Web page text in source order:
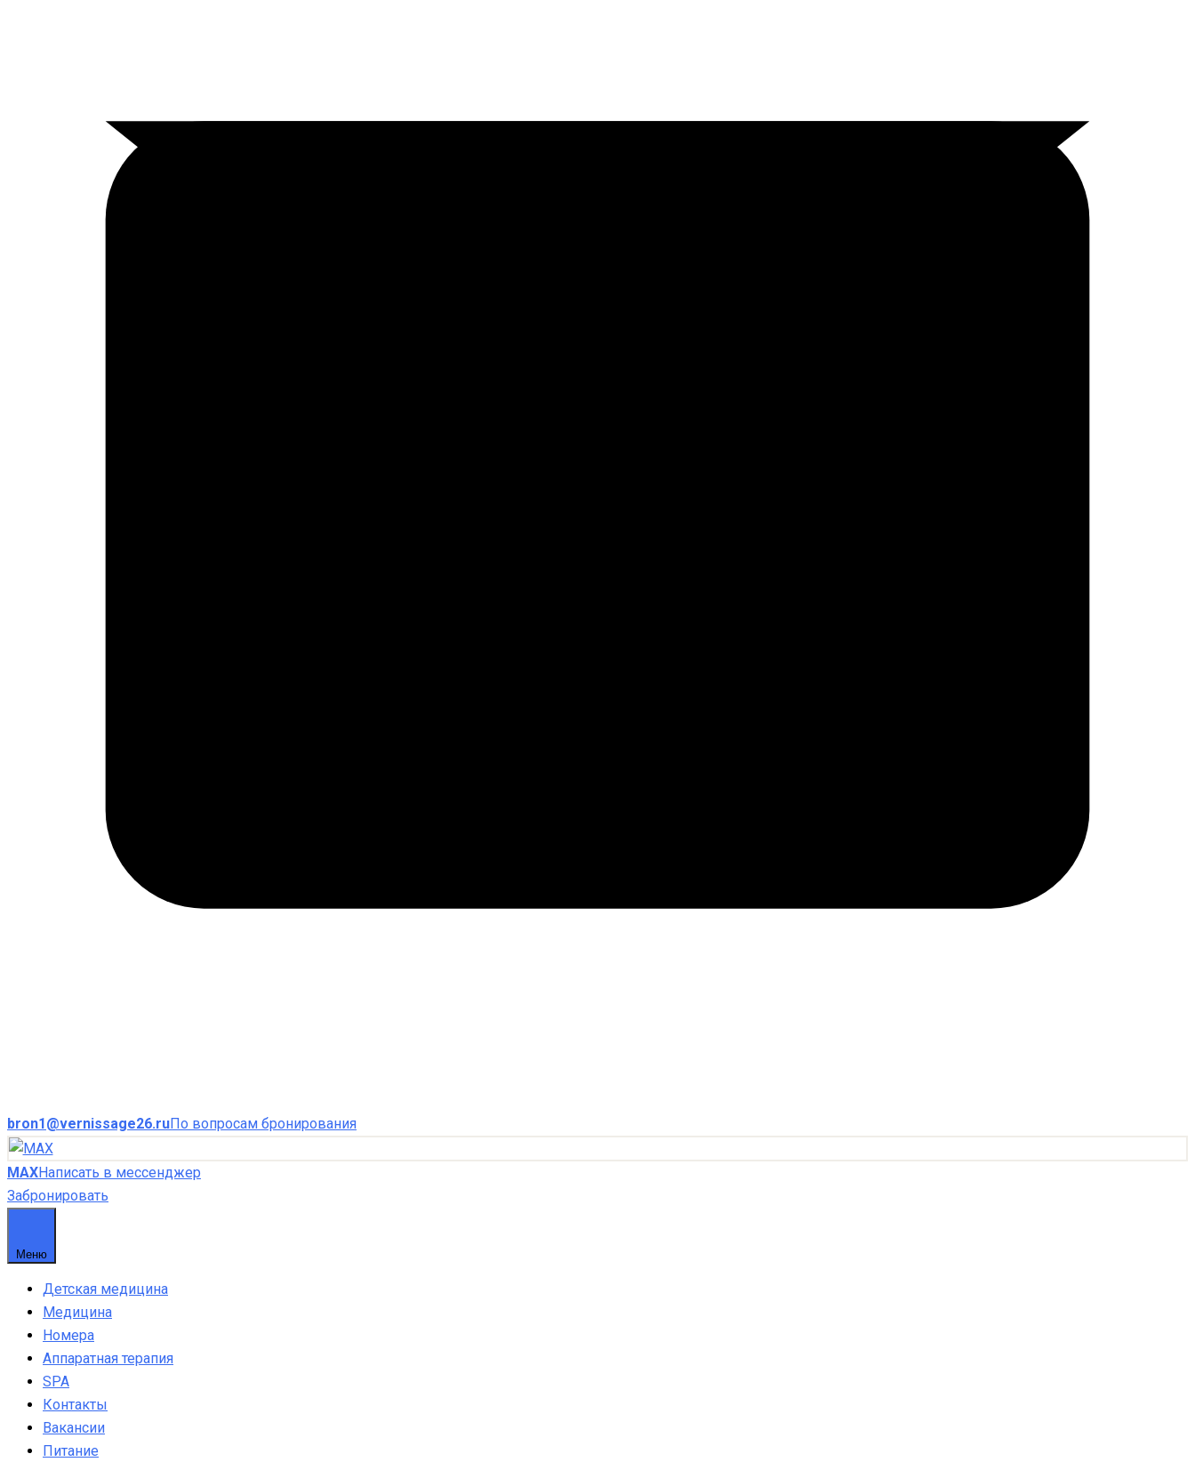
bron1@vernissage26.ruПо вопросам бронирования
MAXНаписать в мессенджер
Забронировать
Меню
Детская медицина
Медицина
Номера
Аппаратная терапия
SPA
Контакты
Вакансии
Питание